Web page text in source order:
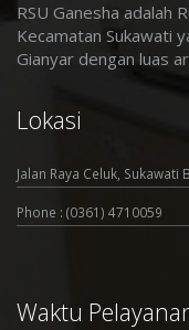
RSU Ganesha adalah
Kecamatan Sukawati
Gianyar dengan luas
Lokasi
Jalan Raya Celuk,
Phone : (0361) 4710059
Waktu